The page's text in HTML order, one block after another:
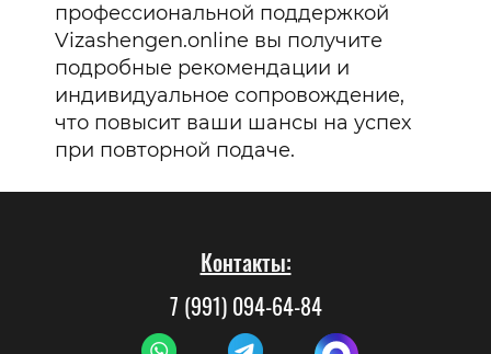
профессиональной поддержкой
Vizashengen.online вы получите
подробные рекомендации и
индивидуальное сопровождение,
что повысит ваши шансы на успех
при повторной подаче.
Контакты:
7 (991) 094-64-84